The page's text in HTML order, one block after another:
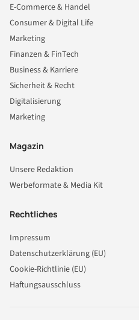
E-Commerce & Handel
Consumer & Digital Life
Marketing
Finanzen & FinTech
Business & Karriere
Sicherheit & Recht
Digitalisierung
Marketing
Magazin
Unsere Redaktion
Werbeformate & Media Kit
Rechtliches
Impressum
Datenschutzerklärung (EU)
Cookie-Richtlinie (EU)
Haftungsausschluss